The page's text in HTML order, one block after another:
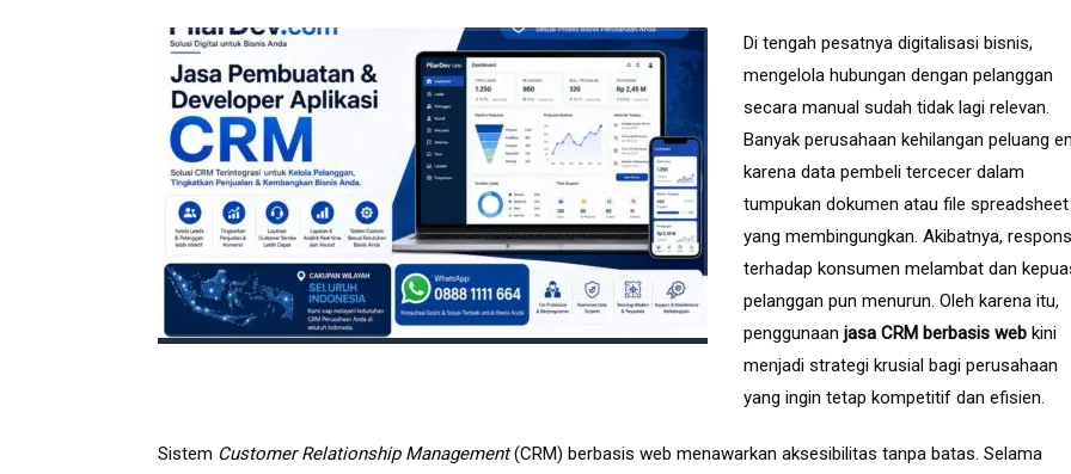
Di tengah pesatnya digitalisasi bisnis,
mengelola hubungan dengan pelanggan
secara manual sudah tidak lagi relevan.
Banyak perusahaan kehilangan peluang
karena data pembeli tercecer dalam
tumpukan dokumen atau file spreadsheet
yang membingungkan. Akibatnya, respons
terhadap konsumen melambat dan
pelanggan pun menurun. Oleh karena itu,
penggunaan jasa CRM berbasis web kini
menjadi strategi krusial bagi perusahaan
yang ingin tetap kompetitif dan efisien.
Sistem Customer Relationship Management(CRM) berbasis web menawarkan aksesibilitas tanpa batas. Selama